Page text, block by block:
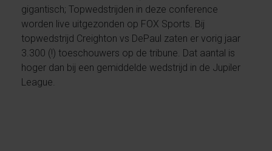
gigantisch; Topwedstrijden in deze conference
worden live uitgezonden op FOX Sports. Bij
topwedstrijd Creighton vs DePaul zaten er vorig jaar
3.300 (!) toeschouwers op de tribune. Dat aantal is
hoger dan bij een gemiddelde wedstrijd in de Jupiler
League.